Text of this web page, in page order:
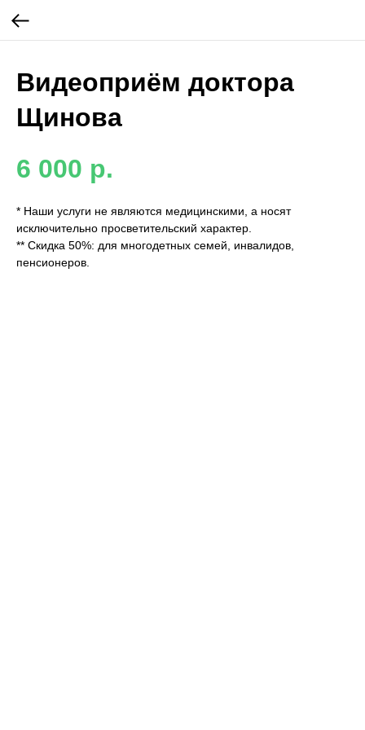
Видеоприём доктора
Щинова
6 000 р.
* Наши услуги не являются медицинскими, а носят
исключительно просветительский характер.
** Скидка 50%: для многодетных семей, инвалидов,
пенсионеров.